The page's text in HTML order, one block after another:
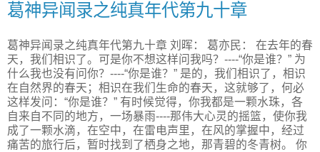
葛神异闻录之纯真年代第九十章
葛神异闻录之纯真年代第九十章 刘晖： 葛亦民： 在去年的春
天，我们相识了。可是你不想这样问我吗？----“你是谁？” 为
什么我也没有问你？----“你是谁？” 是的，我们相识了，相识
在自然界的春天；相识在我们生命的春天，这就够了，何必
这样发问：“你是谁？” 有时候觉得，你我都是一颗水珠，各
自来自不同的地方，一场暴雨----那伟大心灵的摇篮，使你我
成了一颗水滴，在空中，在雷电声里，在风的掌握中，经过
痛苦的旅行后，暂时找到了栖身之地，那青碧的冬青树。 你